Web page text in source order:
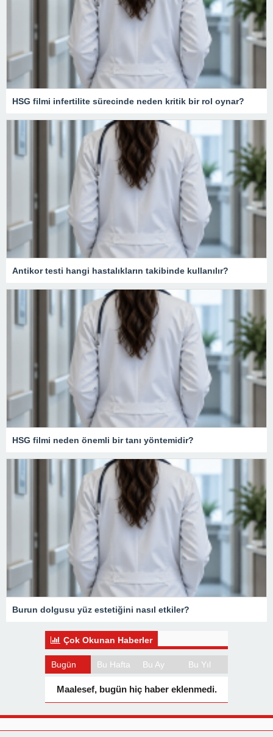
HSG filmi infertilite sürecinde neden kritik bir rol oynar?
Antikor testi hangi hastalıkların takibinde kullanılır?
HSG filmi neden önemli bir tanı yöntemidir?
Burun dolgusu yüz estetiğini nasıl etkiler?
Çok Okunan Haberler
Bugün Bu Hafta Bu Ay Bu Yıl
Maalesef, bugün hiç haber eklenmedi.